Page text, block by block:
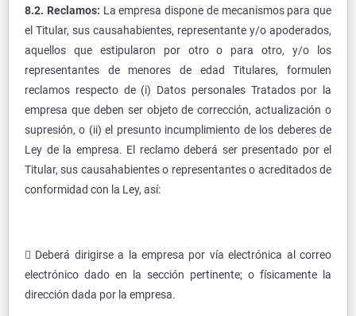
8.2. Reclamos: La empresa dispone de mecanismos para que
el Titular, sus causahabientes, representante y/o apoderados,
aquellos que estipularon por otro o para otro, y/o los
representantes de menores de edad Titulares, formulen
reclamos respecto de (i) Datos personales Tratados por la
empresa que deben ser objeto de corrección, actualización o
supresión, o (ii) el presunto incumplimiento de los deberes de
Ley de la empresa. El reclamo deberá ser presentado por el
Titular, sus causahabientes o representantes o acreditados de
conformidad con la Ley, así:
 Deberá dirigirse a la empresa por vía electrónica al correo
electrónico dado en la sección pertinente; o físicamente la
dirección dada por la empresa.